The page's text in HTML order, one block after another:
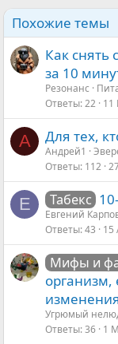
Похожие темы
Как снять
за 10
Резонанс
Ответы 22 11
А Для тех,
Андрей1
Ответы 112
Е Табекс
Евгений
Ответы 43 15
Мифы и
организм,
Угрюмый
Ответы 36 1